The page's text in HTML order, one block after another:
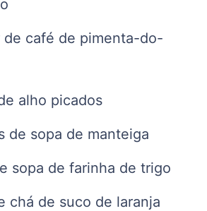
de café de pimenta-do-
alho picados
de sopa de manteiga
sopa de farinha de trigo
chá de suco de laranja